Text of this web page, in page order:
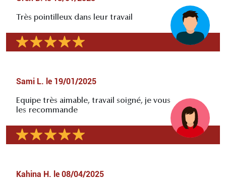
Très pointilleux dans leur travail
Sami L. le 19/01/2025
Equipe très aimable, travail soigné, je vous
les recommande
Kahina H. le 08/04/2025